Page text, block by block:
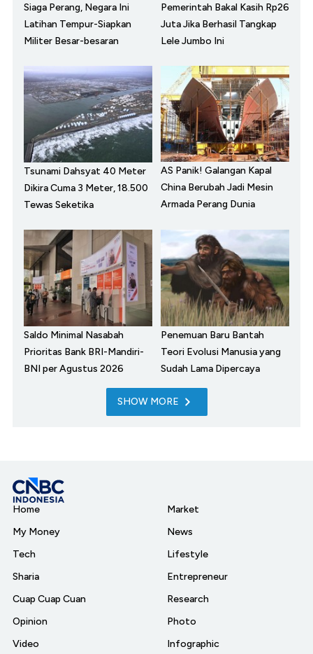
Siaga Perang, Negara Ini
Latihan Tempur-Siapkan
Militer Besar-besaran
Pemerintah Bakal Kasih Rp26
Juta Jika Berhasil Tangkap
Lele Jumbo Ini
Tsunami Dahsyat 40 Meter
Dikira Cuma 3 Meter, 18.500
Tewas Seketika
AS Panik! Galangan Kapal
China Berubah Jadi Mesin
Armada Perang Dunia
Saldo Minimal Nasabah
Prioritas Bank BRI-Mandiri-
BNI per Agustus 2026
Penemuan Baru Bantah
Teori Evolusi Manusia yang
Sudah Lama Dipercaya
SHOW MORE
Home
My Money
Tech
Sharia
Cuap Cuap Cuan
Opinion
Video
Market
News
Lifestyle
Entrepreneur
Research
Photo
Infographic